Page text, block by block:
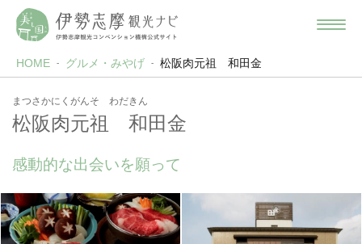
HOME グルメ・みやげ 松阪肉元祖 和田金
まつさかにくがんそ わだきん
松阪肉元祖 和田金
感動的な出会いを願って